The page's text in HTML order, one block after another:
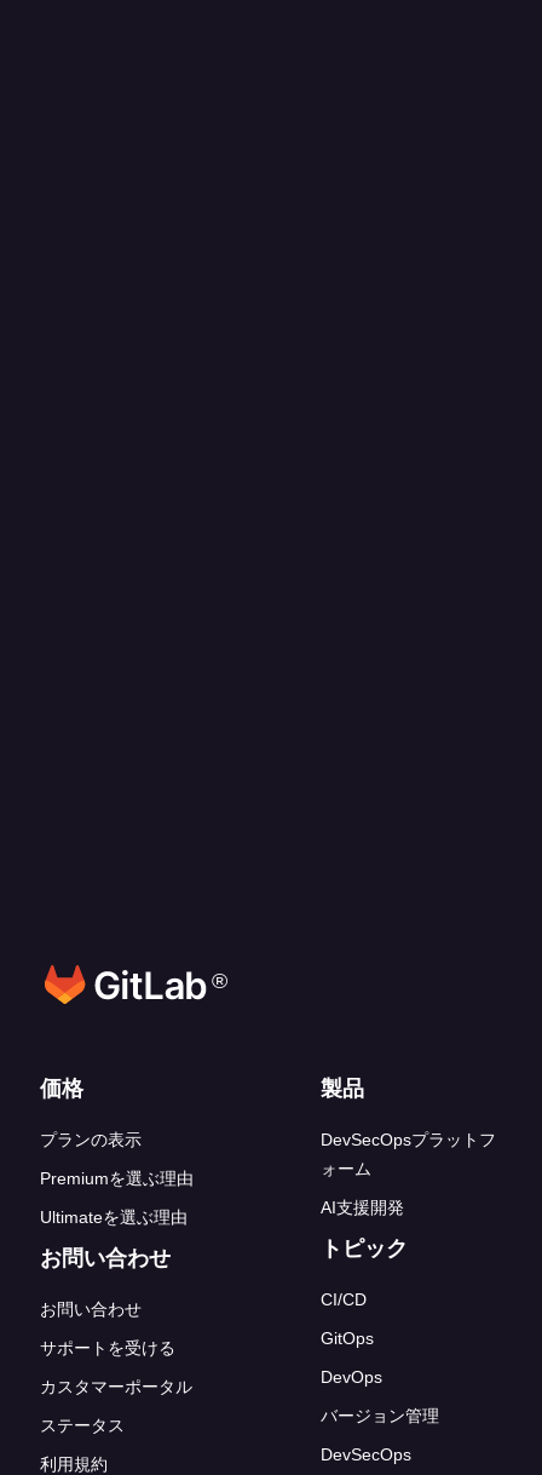
®
フッターリンク
価格
プランの表示
Premiumを選ぶ理由
Ultimateを選ぶ理由
お問い合わせ
お問い合わせ
サポートを受ける
カスタマーポータル
ステータス
利用規約
製品
DevSecOpsプラットフ
ォーム
AI支援開発
トピック
CI/CD
GitOps
DevOps
バージョン管理
DevSecOps